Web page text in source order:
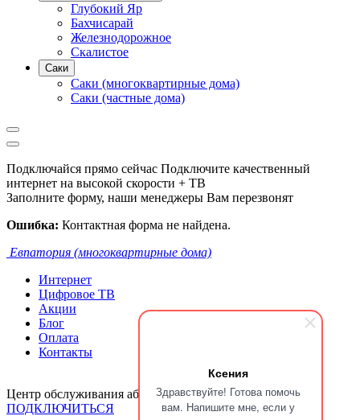
Ксения
Здравствуйте! Готова помочь
вам. Напишите мне, если у
Глубокий Яр
Бахчисарай
Железнодорожное
Скалистое
Саки
Саки (многоквартирные дома)
Саки (частные дома)
Подключайся прямо сейчас Подключите качественный
интернет на высокой скорости + ТВ
Заполните форму, наши менеджеры Вам перезвонят
Ошибка: Контактная форма не найдена.
Евпатория (многоквартирные дома)
Интернет
Цифровое ТВ
Акции
Блог
Оплата
Контакты
Центр обслуживания абонентов: +7 918 018 55 22
ПОДКЛЮЧИТЬСЯ